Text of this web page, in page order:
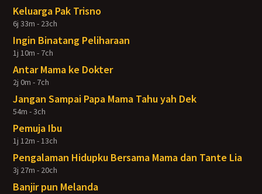
Keluarga Pak Trisno
6j 33m - 23ch
Ingin Binatang Peliharaan
1j 10m - 7ch
Antar Mama ke Dokter
2j 0m - 7ch
Jangan Sampai Papa Mama Tahu yah Dek
54m - 3ch
Pemuja Ibu
1j 12m - 13ch
Pengalaman Hidupku Bersama Mama dan Tante Lia
3j 27m - 20ch
Banjir pun Melanda